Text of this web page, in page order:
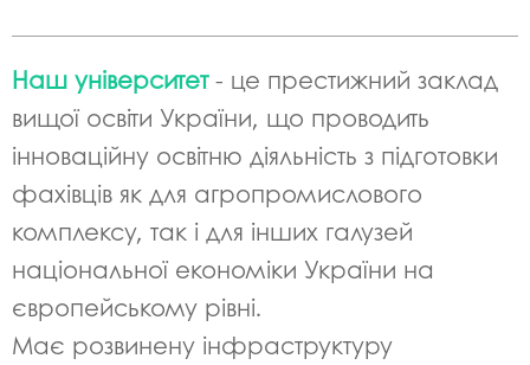
Наш університет- це престижний заклад
вищої освіти України, що проводить
інноваційну освітню діяльність з підготовки
фахівців як для агропромислового
комплексу, так і для інших галузей
національної економіки України на
європейському рівні.
Має розвинену інфраструктуру